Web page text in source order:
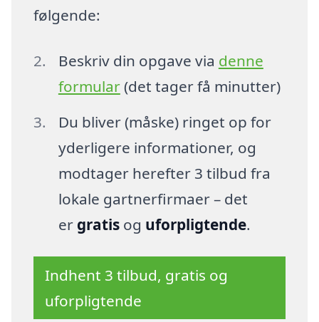
følgende:
Beskriv din opgave via denne
formular(det tager få minutter)
Du bliver (måske) ringet op for
yderligere informationer, og
modtager herefter 3 tilbud fra
lokale gartnerfirmaer – det
er gratisog uforpligtende.
Indhent 3 tilbud, gratis og
uforpligtende